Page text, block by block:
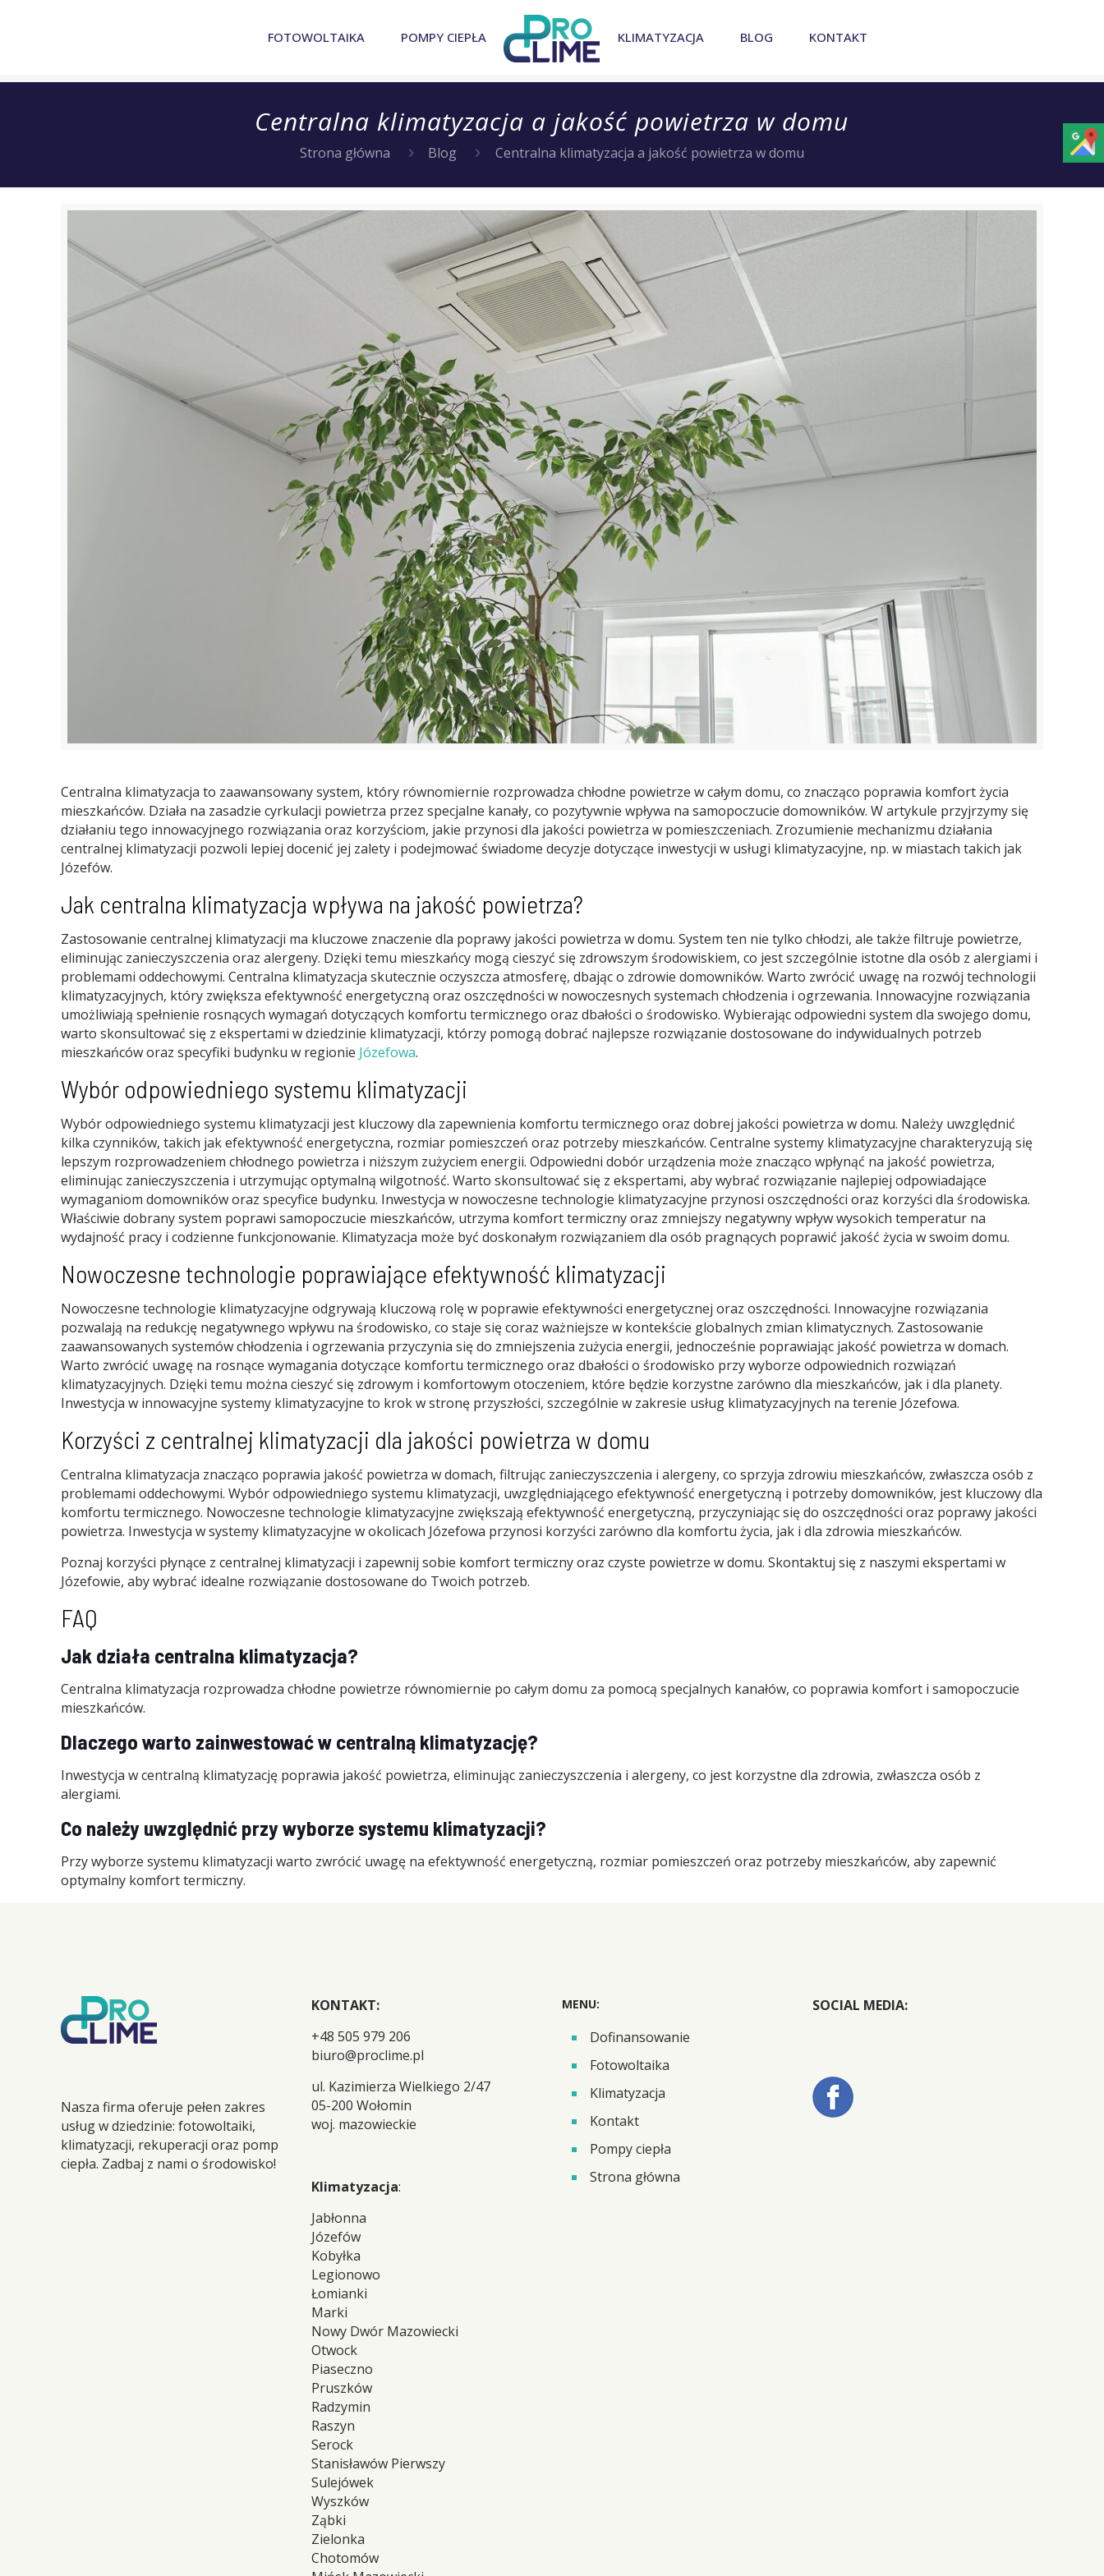
FOTOWOLTAIKA POMPY CIEPŁA KLIMATYZACJA BLOG KONTAKT
Centralna klimatyzacja a jakość powietrza w domu
Strona główna Blog Centralna klimatyzacja a jakość powietrza w domu
Centralna klimatyzacja to zaawansowany system, który równomiernie rozprowadza chłodne powietrze w całym domu, co znacząco poprawia komfort życia
mieszkańców. Działa na zasadzie cyrkulacji powietrza przez specjalne kanały, co pozytywnie wpływa na samopoczucie domowników. W artykule przyjrzymy się
działaniu tego innowacyjnego rozwiązania oraz korzyściom, jakie przynosi dla jakości powietrza w pomieszczeniach. Zrozumienie mechanizmu działania
centralnej klimatyzacji pozwoli lepiej docenić jej zalety i podejmować świadome decyzje dotyczące inwestycji w usługi klimatyzacyjne, np. w miastach takich jak
Józefów.
Jak centralna klimatyzacja wpływa na jakość powietrza?
Zastosowanie centralnej klimatyzacji ma kluczowe znaczenie dla poprawy jakości powietrza w domu. System ten nie tylko chłodzi, ale także filtruje powietrze,
eliminując zanieczyszczenia oraz alergeny. Dzięki temu mieszkańcy mogą cieszyć się zdrowszym środowiskiem, co jest szczególnie istotne dla osób z alergiami i
problemami oddechowymi. Centralna klimatyzacja skutecznie oczyszcza atmosferę, dbając o zdrowie domowników. Warto zwrócić uwagę na rozwój technologii
klimatyzacyjnych, który zwiększa efektywność energetyczną oraz oszczędności w nowoczesnych systemach chłodzenia i ogrzewania. Innowacyjne rozwiązania
umożliwiają spełnienie rosnących wymagań dotyczących komfortu termicznego oraz dbałości o środowisko. Wybierając odpowiedni system dla swojego domu,
warto skonsultować się z ekspertami w dziedzinie klimatyzacji, którzy pomogą dobrać najlepsze rozwiązanie dostosowane do indywidualnych potrzeb
mieszkańców oraz specyfiki budynku w regionie Józefowa.
Wybór odpowiedniego systemu klimatyzacji
Wybór odpowiedniego systemu klimatyzacji jest kluczowy dla zapewnienia komfortu termicznego oraz dobrej jakości powietrza w domu. Należy uwzględnić
kilka czynników, takich jak efektywność energetyczna, rozmiar pomieszczeń oraz potrzeby mieszkańców. Centralne systemy klimatyzacyjne charakteryzują się
lepszym rozprowadzeniem chłodnego powietrza i niższym zużyciem energii. Odpowiedni dobór urządzenia może znacząco wpłynąć na jakość powietrza,
eliminując zanieczyszczenia i utrzymując optymalną wilgotność. Warto skonsultować się z ekspertami, aby wybrać rozwiązanie najlepiej odpowiadające
wymaganiom domowników oraz specyfice budynku. Inwestycja w nowoczesne technologie klimatyzacyjne przynosi oszczędności oraz korzyści dla środowiska.
Właściwie dobrany system poprawi samopoczucie mieszkańców, utrzyma komfort termiczny oraz zmniejszy negatywny wpływ wysokich temperatur na
wydajność pracy i codzienne funkcjonowanie. Klimatyzacja może być doskonałym rozwiązaniem dla osób pragnących poprawić jakość życia w swoim domu.
Nowoczesne technologie poprawiające efektywność klimatyzacji
Nowoczesne technologie klimatyzacyjne odgrywają kluczową rolę w poprawie efektywności energetycznej oraz oszczędności. Innowacyjne rozwiązania
pozwalają na redukcję negatywnego wpływu na środowisko, co staje się coraz ważniejsze w kontekście globalnych zmian klimatycznych. Zastosowanie
zaawansowanych systemów chłodzenia i ogrzewania przyczynia się do zmniejszenia zużycia energii, jednocześnie poprawiając jakość powietrza w domach.
Warto zwrócić uwagę na rosnące wymagania dotyczące komfortu termicznego oraz dbałości o środowisko przy wyborze odpowiednich rozwiązań
klimatyzacyjnych. Dzięki temu można cieszyć się zdrowym i komfortowym otoczeniem, które będzie korzystne zarówno dla mieszkańców, jak i dla planety.
Inwestycja w innowacyjne systemy klimatyzacyjne to krok w stronę przyszłości, szczególnie w zakresie usług klimatyzacyjnych na terenie Józefowa.
Korzyści z centralnej klimatyzacji dla jakości powietrza w domu
Centralna klimatyzacja znacząco poprawia jakość powietrza w domach, filtrując zanieczyszczenia i alergeny, co sprzyja zdrowiu mieszkańców, zwłaszcza osób z
problemami oddechowymi. Wybór odpowiedniego systemu klimatyzacji, uwzględniającego efektywność energetyczną i potrzeby domowników, jest kluczowy dla
komfortu termicznego. Nowoczesne technologie klimatyzacyjne zwiększają efektywność energetyczną, przyczyniając się do oszczędności oraz poprawy jakości
powietrza. Inwestycja w systemy klimatyzacyjne w okolicach Józefowa przynosi korzyści zarówno dla komfortu życia, jak i dla zdrowia mieszkańców.
Poznaj korzyści płynące z centralnej klimatyzacji i zapewnij sobie komfort termiczny oraz czyste powietrze w domu. Skontaktuj się z naszymi ekspertami w
Józefowie, aby wybrać idealne rozwiązanie dostosowane do Twoich potrzeb.
FAQ
Jak działa centralna klimatyzacja?
Centralna klimatyzacja rozprowadza chłodne powietrze równomiernie po całym domu za pomocą specjalnych kanałów, co poprawia komfort i samopoczucie
mieszkańców.
Dlaczego warto zainwestować w centralną klimatyzację?
Inwestycja w centralną klimatyzację poprawia jakość powietrza, eliminując zanieczyszczenia i alergeny, co jest korzystne dla zdrowia, zwłaszcza osób z
alergiami.
Co należy uwzględnić przy wyborze systemu klimatyzacji?
Przy wyborze systemu klimatyzacji warto zwrócić uwagę na efektywność energetyczną, rozmiar pomieszczeń oraz potrzeby mieszkańców, aby zapewnić
optymalny komfort termiczny.
Nasza firma oferuje pełen zakres
usług w dziedzinie: fotowoltaiki,
klimatyzacji, rekuperacji oraz pomp
ciepła. Zadbaj z nami o środowisko!
KONTAKT:
+48 505 979 206
biuro@proclime.pl
ul. Kazimierza Wielkiego 2/47
05-200 Wołomin
woj. mazowieckie
Klimatyzacja:
Jabłonna
Józefów
Kobyłka
Legionowo
Łomianki
Marki
Nowy Dwór Mazowiecki
Otwock
Piaseczno
Pruszków
Radzymin
Raszyn
Serock
Stanisławów Pierwszy
Sulejówek
Wyszków
Ząbki
Zielonka
Chotomów
MENU:
Dofinansowanie
Fotowoltaika
Klimatyzacja
Kontakt
Pompy ciepła
Strona główna
SOCIAL MEDIA: